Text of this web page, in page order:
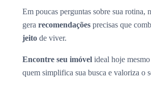
Em poucas perguntas sobre sua rotina,
gera recomendações precisas que
jeito de viver.
Encontre seu imóvel ideal hoje
quem simplifica sua busca e valoriza o